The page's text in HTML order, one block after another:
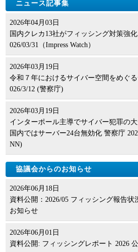
ニュース記事集
2026年04月03日
国内クレカ13社がフィッシング対策強
026/03/31（Impress Watch）
2026年03月19日
令和７年におけるサイバー空間をめぐ
026/3/12 (警察庁)
2026年03月19日
インターポール主導でサイバー犯罪の
国内ではサーバー24台無効化 警察庁
NN)
協議会からのお知らせ
2026年06月18日
資料公開：2026/05 フィッシング報告
お知らせ
2026年06月01日
資料公開: フィッシングレポート 2026